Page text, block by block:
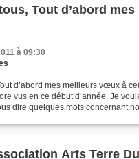
Tout d’abord
à 09:30
d’abord mes meilleurs vœux à
vus en ce début d’année. Je
dire quelques mots concernant
Arts Terre